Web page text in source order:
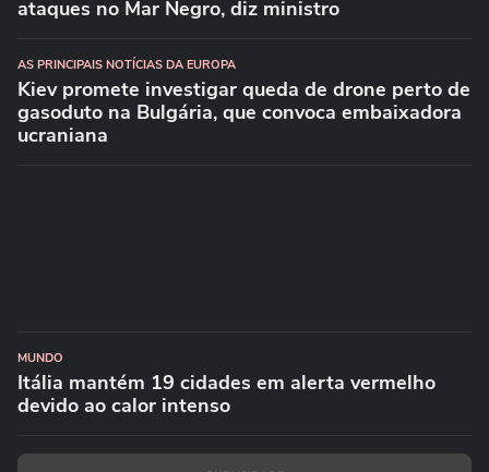
ataques no Mar Negro, diz ministro
AS PRINCIPAIS NOTÍCIAS DA EUROPA
Kiev promete investigar queda de drone perto de
gasoduto na Bulgária, que convoca embaixadora
ucraniana
MUNDO
Itália mantém 19 cidades em alerta vermelho
devido ao calor intenso